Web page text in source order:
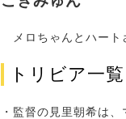
メロちゃんとハー
トリビア一覧
・監督の見里朝希は